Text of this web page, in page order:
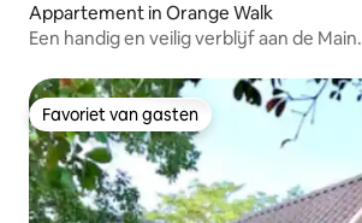
Appartement in Orange Walk
Een handig en veilig verblijf aan de Main.
Favoriet van gasten
Favoriet van gasten